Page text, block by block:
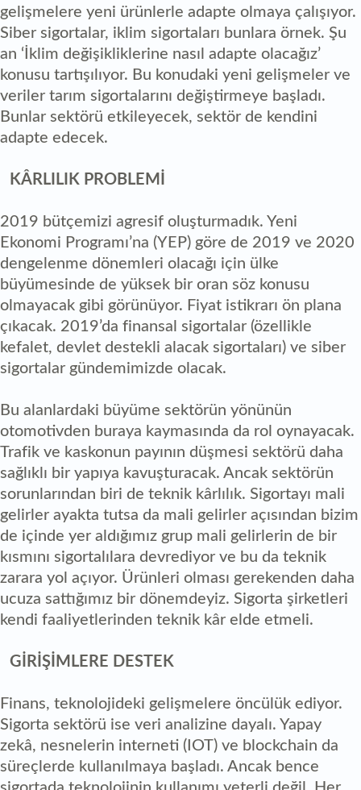
gelişmelere yeni ürünlerle adapte olmaya çalışıyor.
Siber sigortalar, iklim sigortaları bunlara örnek. Şu
an ‘İklim değişikliklerine nasıl adapte olacağız’
konusu tartışılıyor. Bu konudaki yeni gelişmeler ve
veriler tarım sigortalarını değiştirmeye başladı.
Bunlar sektörü etkileyecek, sektör de kendini
adapte edecek.
KÂRLILIK PROBLEMİ
2019 bütçemizi agresif oluşturmadık. Yeni
Ekonomi Programı’na (YEP) göre de 2019 ve 2020
dengelenme dönemleri olacağı için ülke
büyümesinde de yüksek bir oran söz konusu
olmayacak gibi görünüyor. Fiyat istikrarı ön plana
çıkacak. 2019’da finansal sigortalar (özellikle
kefalet, devlet destekli alacak sigortaları) ve siber
sigortalar gündemimizde olacak.
Bu alanlardaki büyüme sektörün yönünün
otomotivden buraya kaymasında da rol oynayacak.
Trafik ve kaskonun payının düşmesi sektörü daha
sağlıklı bir yapıya kavuşturacak. Ancak sektörün
sorunlarından biri de teknik kârlılık. Sigortayı mali
gelirler ayakta tutsa da mali gelirler açısından bizim
de içinde yer aldığımız grup mali gelirlerin de bir
kısmını sigortalılara devrediyor ve bu da teknik
zarara yol açıyor. Ürünleri olması gerekenden daha
ucuza sattığımız bir dönemdeyiz. Sigorta şirketleri
kendi faaliyetlerinden teknik kâr elde etmeli.
GİRİŞİMLERE DESTEK
Finans, teknolojideki gelişmelere öncülük ediyor.
Sigorta sektörü ise veri analizine dayalı. Yapay
zekâ, nesnelerin interneti (IOT) ve blockchain da
süreçlerde kullanılmaya başladı. Ancak bence